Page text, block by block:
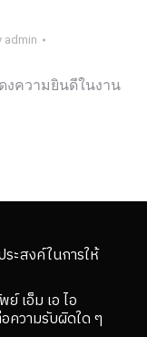
admin
ความยินดีในงาน
ะสงค์ในการให้
เอ็ม เอ ไอ
ความรับผิดใด ๆ